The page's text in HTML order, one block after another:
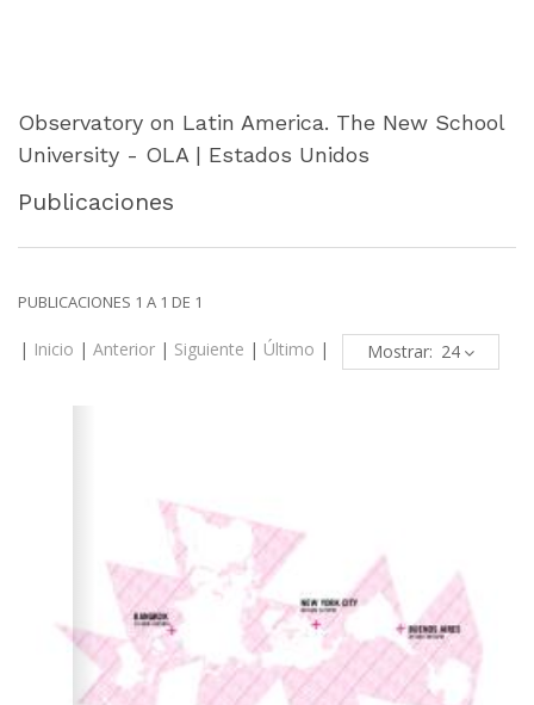
Observatory on Latin America. The New School
University - OLA | Estados Unidos
Publicaciones
PUBLICACIONES 1 A 1 DE 1
| Inicio | Anterior | Siguiente | Último | Mostrar: